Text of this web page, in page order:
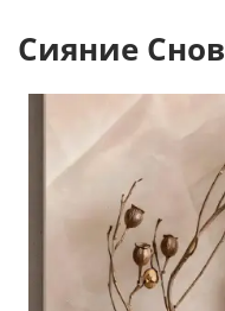
Сияние Снов